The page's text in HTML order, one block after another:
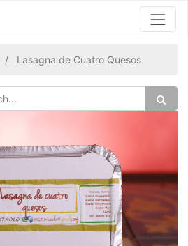
Lasagna de Cuatro Quesos